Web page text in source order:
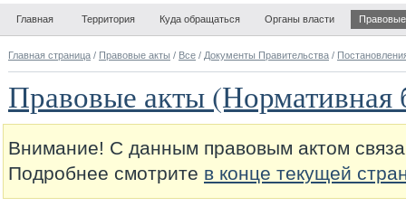
Главная Территория Куда обращаться Органы власти
Главная страница / Правовые акты / Все / Документы Правительства /
Правовые акты (Нормативная
Внимание! С данным правовым актом
Подробнее смотрите в конце текущей